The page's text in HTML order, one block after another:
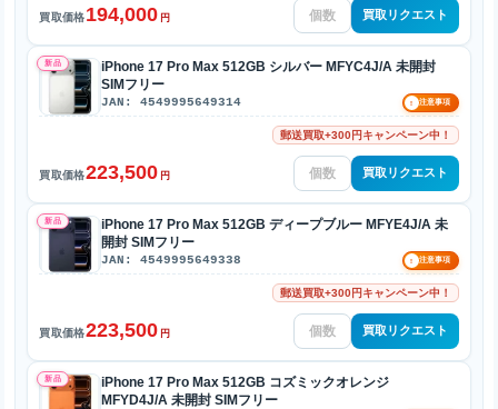
買取価格194,000 円 買取リクエスト
新品
iPhone 17 Pro Max 512GB シルバー MFYC4J/A 未開封
SIMフリー
JAN: 4549995649314 ! 注意事項
郵送買取+300円キャンペーン中！
買取価格223,500 円 買取リクエスト
新品
iPhone 17 Pro Max 512GB ディープブルー MFYE4J/A 未
開封 SIMフリー
JAN: 4549995649338 ! 注意事項
郵送買取+300円キャンペーン中！
買取価格223,500 円 買取リクエスト
新品
iPhone 17 Pro Max 512GB コズミックオレンジ
MFYD4J/A 未開封 SIMフリー